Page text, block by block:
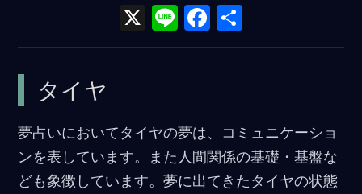
X Li
n
F
a
o
o
k
有
タイヤ
夢占いにおいてタイヤの夢は、コミュニケーショ
ンを表しています。また人間関係の基礎・基盤な
ども象徴しています。夢に出てきたタイヤの状態